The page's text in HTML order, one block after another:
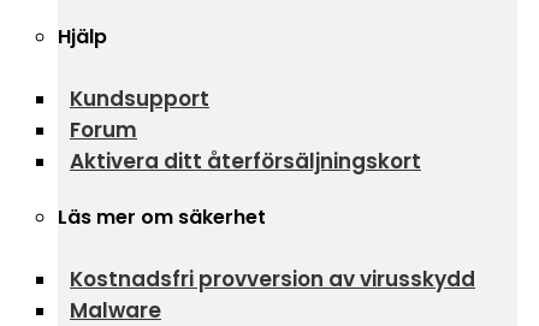
Hjälp
Kundsupport
Forum
Aktivera ditt återförsäljningskort
Läs mer om säkerhet
Kostnadsfri provversion av virusskydd
Malware